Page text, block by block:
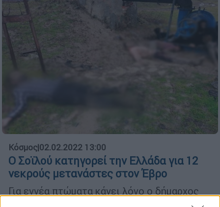
Κόσμος|02.02.2022 13:00
Ο Σοϊλού κατηγορεί την Ελλάδα για 12
νεκρούς μετανάστες στον Έβρο
Για εννέα πτώματα κάνει λόγο ο δήμαρχος